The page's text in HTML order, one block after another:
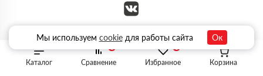
Каталог Избранное
Сравнение Корзина
Мы используем cookieдля работы сайта Ок